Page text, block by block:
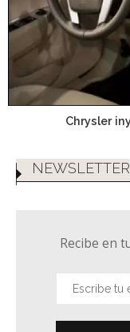
Chrysler
NEWSLETTER
Recibe en